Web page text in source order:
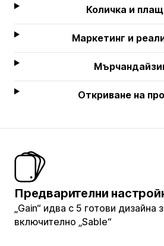
Количка и
Маркетинг и
Откриване на
Предварителни
„Gain“ идва с 5 готови дизайна
включително „Sable“